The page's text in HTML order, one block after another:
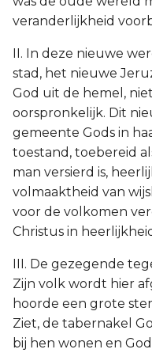
veranderlijkheid
II. In deze nieuwe
stad, het nieuwe
God uit de hemel,
oorspronkelijk. Dit
gemeente Gods in
toestand, toebereid
man versierd is,
volmaaktheid van
voor de volkomen
Christus in
III. De gezegende
Zijn volk wordt hier
hoorde een grote
Ziet, de tabernakel
bij hen wonen en